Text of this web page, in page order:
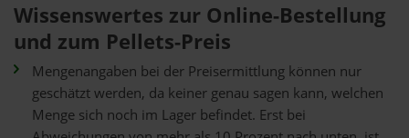
Wissenswertes zur Online-Bestellung
und zum Pellets-Preis
Mengenangaben bei der Preisermittlung können nur
geschätzt werden, da keiner genau sagen kann, welchen
Menge sich noch im Lager befindet. Erst bei